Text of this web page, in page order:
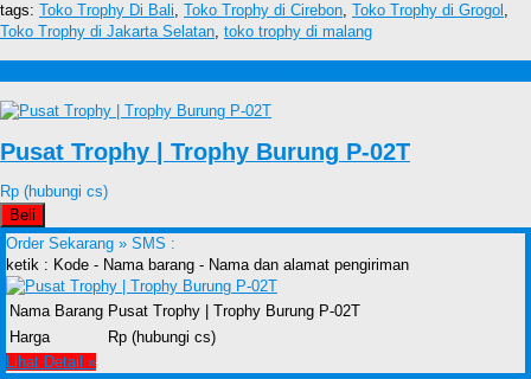
tags: Toko Trophy Di Bali, Toko Trophy di Cirebon, Toko Trophy di Grogol ,
Toko Trophy di Jakarta Selatan, toko trophy di malang
Pusat Trophy | Trophy Burung P-02T
Rp (hubungi cs)
Beli
Order Sekarang » SMS :
ketik : Kode - Nama barang - Nama dan alamat pengiriman
Nama Barang Pusat Trophy | Trophy Burung P-02T
Harga
Rp (hubungi cs)
Lihat Detail »